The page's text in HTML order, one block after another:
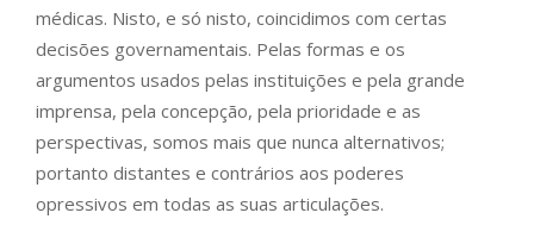
médicas. Nisto, e só nisto, coincidimos com certas
decisões governamentais. Pelas formas e os
argumentos usados pelas instituições e pela grande
imprensa, pela concepção, pela prioridade e as
perspectivas, somos mais que nunca alternativos;
portanto distantes e contrários aos poderes
opressivos em todas as suas articulações.